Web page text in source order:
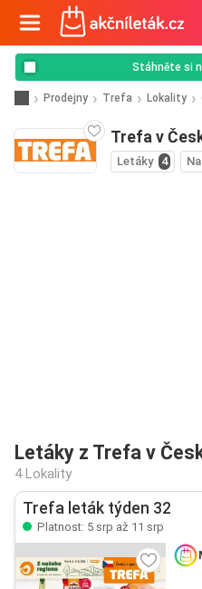
Stáhněte si
Prodejny Trefa Lokality
Trefa v
Letáky 4
Letáky z Trefa v
4 Lokality
Trefa leták týden 32
Platnost: 5 srp až 11 srp